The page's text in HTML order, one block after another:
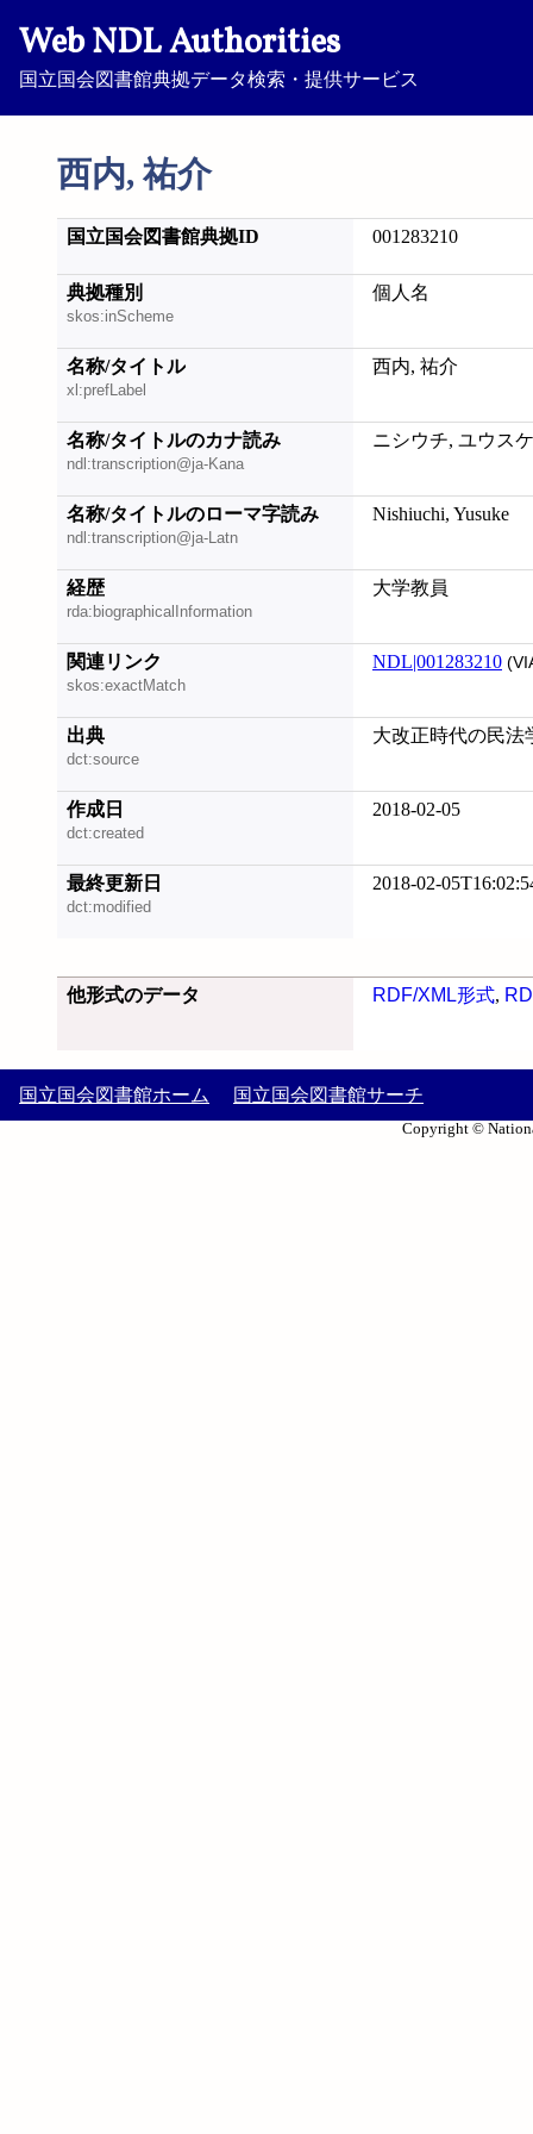
Web NDL Authorities
国立国会図書館典拠データ検索・提供サービス
西内, 祐介
国立国会図書館典拠ID 001283210
典拠種別
skos:inScheme
個人名
名称/タイトル
xl:prefLabel
西内, 祐介
名称/タイトルのカナ読み
ndl:transcription@ja-Kana
ニシウチ, ユウスケ
名称/タイトルのローマ字読み
ndl:transcription@ja-Latn
Nishiuchi, Yusuke
経歴
rda:biographicalInformation
大学教員
関連リンク
skos:exactMatch
NDL|001283210
出典
dct:source
大改正時代の民法
作成日
dct:created
2018-02-05
最終更新日
dct:modified
2018-02-
他形式のデータ RDF/XML形式,
国立国会図書館ホーム 国立国会図書館サーチ
Copyright ©